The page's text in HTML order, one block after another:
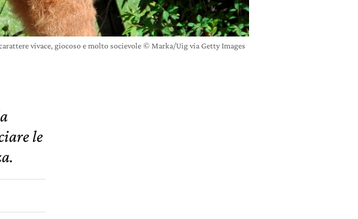
vivace, giocoso e molto socievole © Marka/Uig via Getty Images
le